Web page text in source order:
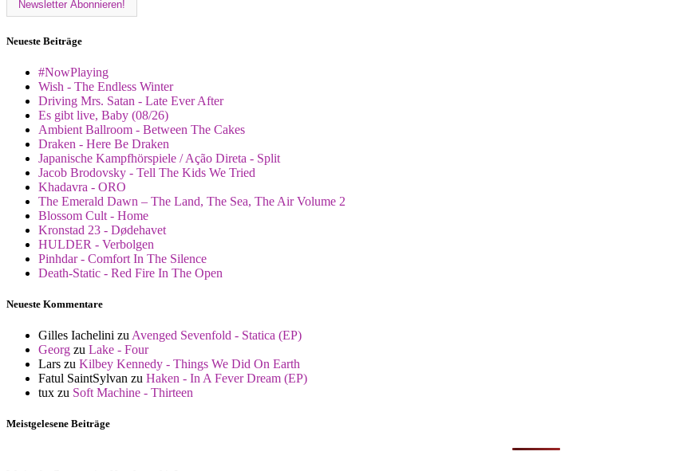
Neueste Beiträge
#NowPlaying
Wish - The Endless Winter
Driving Mrs. Satan - Late Ever After
Es gibt live, Baby (08/26)
Ambient Ballroom - Between The Cakes
Draken - Here Be Draken
Japanische Kampfhörspiele / Ação Direta - Split
Jacob Brodovsky - Tell The Kids We Tried
Khadavra - ORO
The Emerald Dawn – The Land, The Sea, The Air Volume 2
Blossom Cult - Home
Kronstad 23 - Dødehavet
HULDER - Verbolgen
Pinhdar - Comfort In The Silence
Death-Static - Red Fire In The Open
Neueste Kommentare
Gilles Iachelini zu Avenged Sevenfold - Statica (EP)
Georg zu Lake - Four
Lars zu Kilbey Kennedy - Things We Did On Earth
Fatul SaintSylvan zu Haken - In A Fever Dream (EP)
tux zu Soft Machine - Thirteen
Meistgelesene Beiträge